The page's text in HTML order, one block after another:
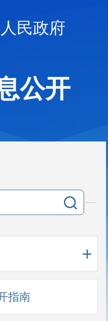
民政府
公开
指南